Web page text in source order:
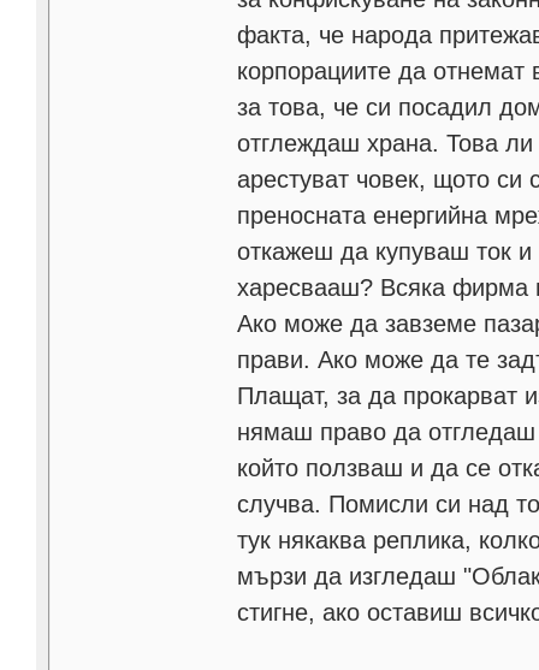
факта, че народа
корпорациите да отнемат
за това, че си посадил
отглеждаш храна. Това
арестуват човек, щото си
преносната енергийна
откажеш да купуваш ток
харесвааш? Всяка фирма
Ако може да завземе
прави. Ако може да те
Плащат, за да прокарват
нямаш право да
който ползваш и да се
случва. Помисли си над
тук някаква реплика,
мързи да изгледаш
стигне, ако оставиш